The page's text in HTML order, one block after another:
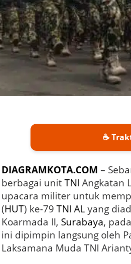
k
a
n
P
e
n
i
g
k
D
d
H
U
T
e
-
7
9
☕
DIAGRAMKOTA.COM –
berbagai unitTNI Angkatan
upacara militer untuk
(HUT) ke-79 TNI ALyang
Koarmada II, Surabaya,
ini dipimpin langsung oleh
Laksamana Muda TNI